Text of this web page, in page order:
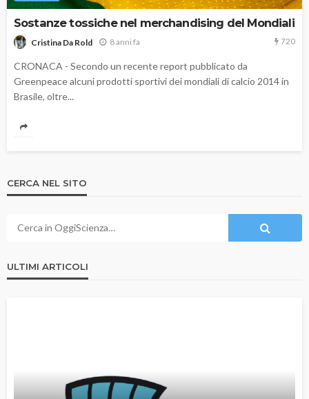
Sostanze tossiche nel merchandising del Mondiali
Cristina Da Rold 8 anni fa 720
CRONACA - Secondo un recente report pubblicato da
Greenpeace alcuni prodotti sportivi dei mondiali di calcio 2014 in
Brasile, oltre...
CERCA NEL SITO
ULTIMI ARTICOLI